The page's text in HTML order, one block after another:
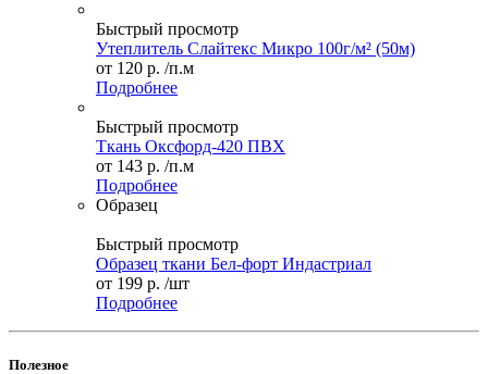
Быстрый просмотр
Утеплитель Слайтекс Микро 100г/м² (50м)
от 120 р. /п.м
Подробнее
Быстрый просмотр
Ткань Оксфорд-420 ПВХ
от 143 р. /п.м
Подробнее
Образец
Быстрый просмотр
Образец ткани Бел-форт Индастриал
от 199 р. /шт
Подробнее
Полезное